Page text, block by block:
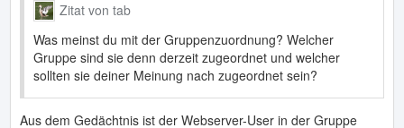
Zitat von tab
Was meinst du mit der Gruppenzuordnung? Welcher
Gruppe sind sie denn derzeit zugeordnet und welcher
sollten sie deiner Meinung nach zugeordnet sein?
Aus dem Gedächtnis ist der Webserver-User in der Gruppe